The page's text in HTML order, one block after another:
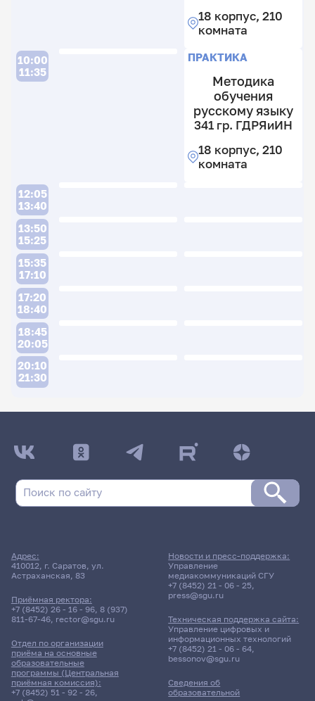
18 корпус, 210
комната
10:00
11:35
ПРАКТИКА
Методика
обучения
русскому языку
341 гр. ГДРЯиИН
18 корпус, 210
комната
12:05
13:40
13:50
15:25
15:35
17:10
17:20
18:40
18:45
20:05
20:10
21:30
ДАТА ПОСЛЕДНЕГО ОБНОВЛЕНИЯ:
09.04.2026
Игоревна
Экзамен
Методика обучения
341гр., ГДРЯиИН
16 корпус, 306 комната
Адрес:
410012, г. Саратов, ул.
Астраханская, 83
Приёмная ректора:
+7 (8452) 26 - 16 - 96, 8 (937)
811-67-46, rector@sgu.ru
Отдел по организации
приёма на основные
образовательные
программы (Центральная
приёмная комиссия):
+7 (8452) 51 - 92 - 26,
Сведения об
образовательной
Новости и пресс-поддержка:
Управление
медиакоммуникаций СГУ
+7 (8452) 21 - 06 - 25,
press@sgu.ru
Техническая поддержка сайта:
Управление цифровых и
информационных технологий
+7 (8452) 21 - 06 - 64,
bessonov@sgu.ru